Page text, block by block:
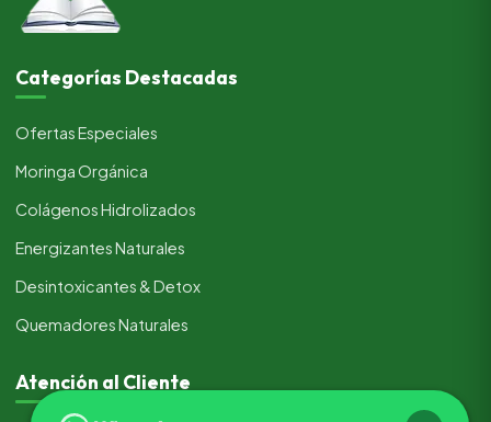
Categorías Destacadas
Ofertas Especiales
Moringa Orgánica
Colágenos Hidrolizados
Energizantes Naturales
Desintoxicantes & Detox
Quemadores Naturales
Atención al Cliente